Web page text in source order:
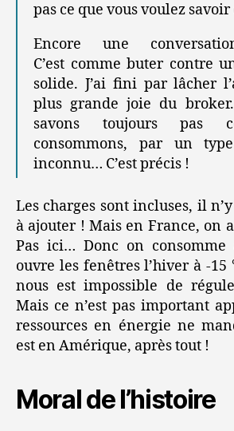
pas ce que vous voulez savoir
Encore une
C’est comme buter contre
solide. J’ai fini par lâcher
plus grande joie du
savons toujours pas
consommons, par un
inconnu… C’est précis !
Les charges sont incluses, il
à ajouter ! Mais en France, on
Pas ici… Donc on consomme
ouvre les fenêtres l’hiver à -15
nous est impossible de
Mais ce n’est pas important
ressources en énergie ne
est en Amérique, après tout !
Moral de l’histoire